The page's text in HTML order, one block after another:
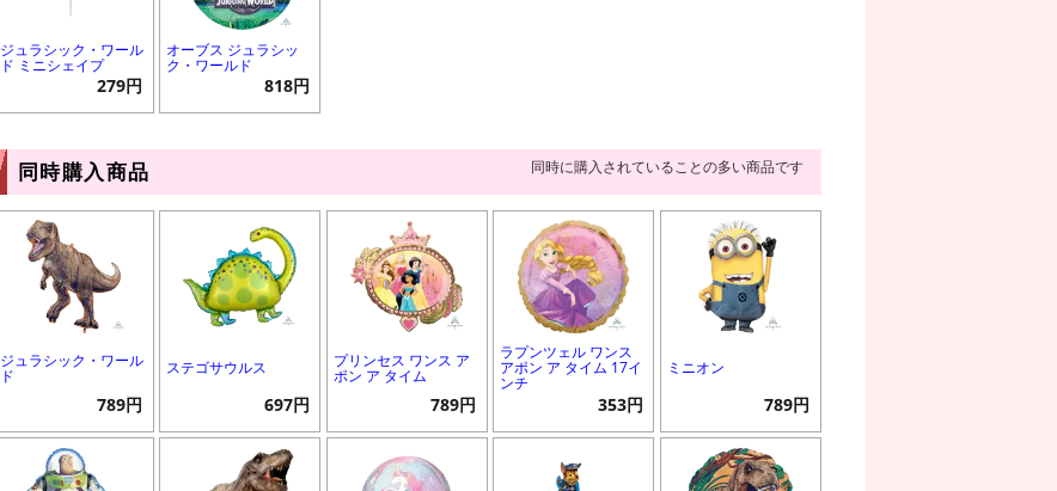
ジュラシック・ワール
ド ミニシェイプ
279円
オーブス ジュラシッ
ク・ワールド
818円
同時購入商品 同時に購入されていることの多い商品です
ジュラシック・ワール
ド
789円
ステゴサウルス
697円
プリンセス ワンス ア
ポン ア タイム
789円
ラプンツェル ワンス
アポン ア タイム 17イ
ンチ
353円
ミニオン
789円